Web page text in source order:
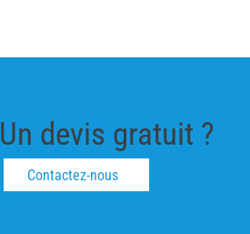
Un devis gratuit ?
Contactez-nous